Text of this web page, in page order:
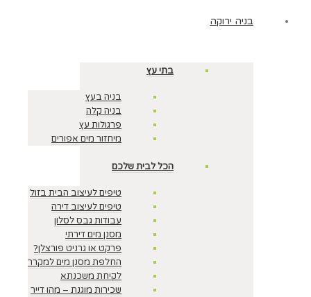
בניה ירוקה
בתי עץ
בניה בעץ
בניה קלה
פרגולות עץ
מיחזור מים אפורים
הכל לבית שלכם
טיפים לעיצוב הבית בזול
טיפים לעיצוב דירה
עבודות גבס לסלון
מסנן מים דירתי
פרקט או גרניט פורצלן?
החלפת מסנן מים למקרר
לקיחת משכנתא
שכירות מוגנת – מהו דייר